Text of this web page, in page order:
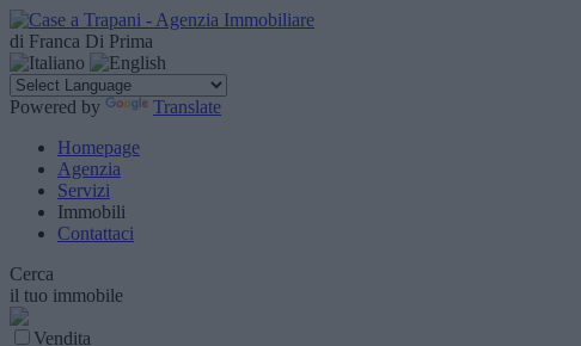
di Franca Di Prima
Powered by
Translate
Homepage
Agenzia
Servizi
Immobili
Contattaci
Cerca
il tuo immobile
Vendita